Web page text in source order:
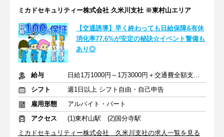
ミカドセキュリティー株式会社 久米川支社 ※東村山エリア
【交通誘導】早く終わっても日給保障&有休
消化率77.6%が安定の秘訣☆イベント警備も
あり◎
給与
日給1万1000円～1万3000円＋交通費全額支給(規定あり)
シフト
週1日以上 シフト自由・自己申告
雇用形態
アルバイト・パート
アクセス
(1)東村山駅 (2)国分寺駅
ミカドセキュリティー株式会社 久米川支社の求人一覧を見る